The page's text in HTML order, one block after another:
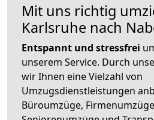
Mit uns richtig
Karlsruhe nach
Entspannt und stressfrei
unserem Service. Durch
wir Ihnen eine Vielzahl von
Umzugsdienstleistungen
Büroumzüge,